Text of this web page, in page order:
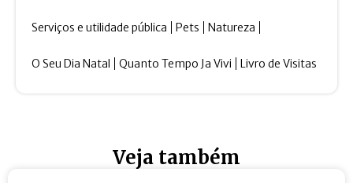
Serviços e utilidade pública Pets Natureza
O Seu Dia Natal Quanto Tempo Ja Vivi Livro de Visitas
Veja também